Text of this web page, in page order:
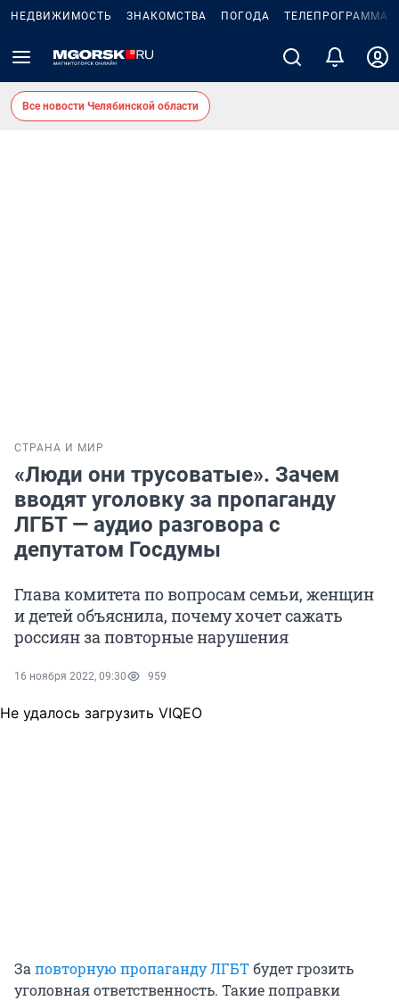
НЕДВИЖИМОСТЬ ЗНАКОМСТВА ПОГОДА ТЕЛЕПРОГРАММА
Все новости Челябинской области
СТРАНА И МИР
«Люди они трусоватые». Зачем
вводят уголовку за пропаганду
ЛГБТ — аудио разговора с
депутатом Госдумы
Глава комитета по вопросам семьи, женщин
и детей объяснила, почему хочет сажать
россиян за повторные нарушения
16 ноября 2022, 09:30 959
Не удалось загрузить VIQEO
За повторную пропаганду ЛГБТбудет грозить
уголовная ответственность. Такие поправки